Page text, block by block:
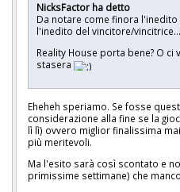
NicksFactor ha detto
Da notare come finora
l'inedito del vincitore/vincitrice...
Reality House porta bene? O ci
stasera
Eheheh speriamo. Se fosse
considerazione alla fine se la
lì lì) ovvero miglior finalissima
più meritevoli.
Ma l'esito sarà così scontato e
primissime settimane) che